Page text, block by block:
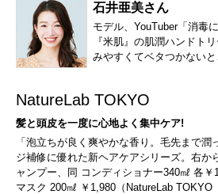
石井亜美さん
モデル、YouTuber「消毒
『米肌』の肌潤ハンドト
みやすくてベタつかないと
NatureLab TOKYO
髪と頭皮を一度に心地よく集中ケア!
「泡立ちが良く爽やかな香り。毛先まで潤
ジ補修に優れた新ヘアケアシリーズ。右か
ャンプー、同 コンディショナー340㎖ 各
マスク 200㎖ ￥1,980（NatureLab TOKYO